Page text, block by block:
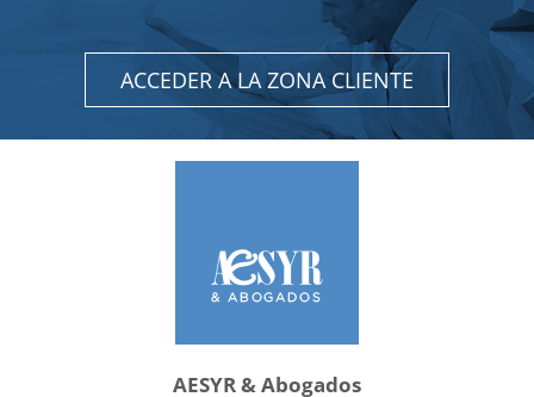
ACCEDER A LA ZONA CLIENTE
AESYR & Abogados